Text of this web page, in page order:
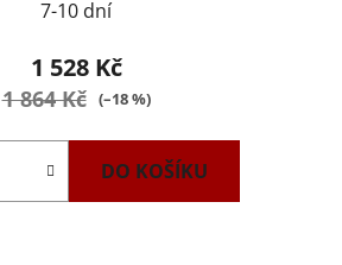
7-10 dní
1 528 Kč
1 864 Kč (–18 %)
DO KOŠÍKU